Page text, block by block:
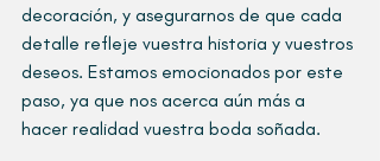
decoración, y asegurarnos de que cada
detalle refleje vuestra historia y vuestros
deseos. Estamos emocionados por este
paso, ya que nos acerca aún más a
hacer realidad vuestra boda soñada.